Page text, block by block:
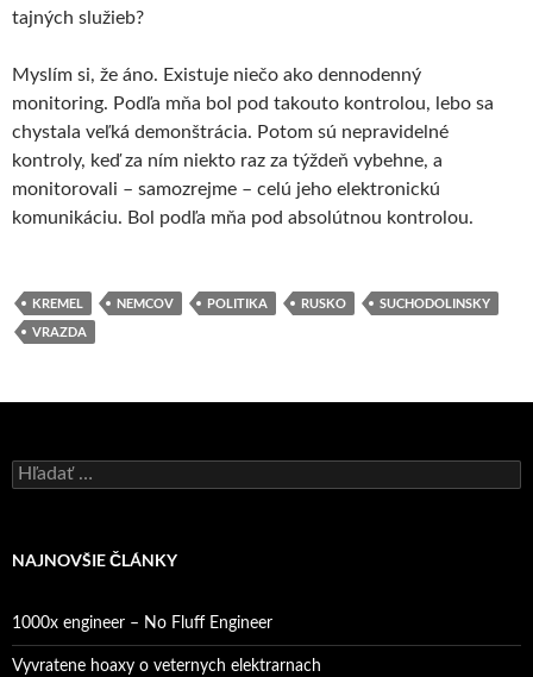
tajných služieb?
Myslím si, že áno. Existuje niečo ako dennodenný
monitoring. Podľa mňa bol pod takouto kontrolou, lebo sa
chystala veľká demonštrácia. Potom sú nepravidelné
kontroly, keď za ním niekto raz za týždeň vybehne, a
monitorovali – samozrejme – celú jeho elektronickú
komunikáciu. Bol podľa mňa pod absolútnou kontrolou.
KREMEL NEMCOV POLITIKA RUSKO
SUCHODOLINSKY
VRAZDA
Hľadať:
NAJNOVŠIE ČLÁNKY
1000x engineer – No Fluff Engineer
Vyvratene hoaxy o veternych elektrarnach